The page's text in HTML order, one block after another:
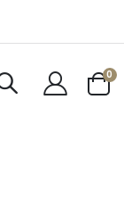
Cart
0